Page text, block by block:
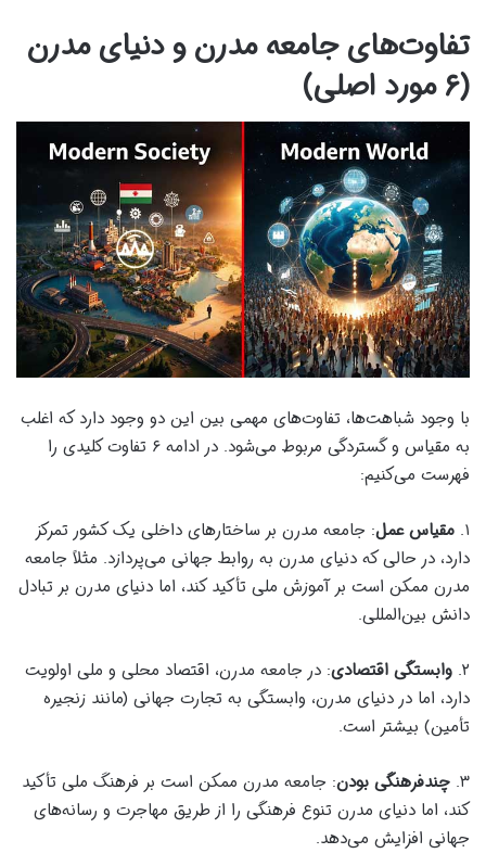
تفاوت‌های جامعه مدرن و دنیای مدرن
(۶ مورد اصلی)
با وجود شباهت‌ها، تفاوت‌های مهمی بین این دو وجود دارد که اغلب
به مقیاس و گستردگی مربوط می‌شود. در ادامه ۶ تفاوت کلیدی را
فهرست می‌کنیم:
۱. مقیاس عمل: جامعه مدرن بر ساختارهای داخلی یک کشور تمرکز
دارد، در حالی که دنیای مدرن به روابط جهانی می‌پردازد. مثلاً جامعه
مدرن ممکن است بر آموزش ملی تأکید کند، اما دنیای مدرن بر تبادل
دانش بین‌المللی.
۲. وابستگی اقتصادی: در جامعه مدرن، اقتصاد محلی و ملی اولویت
دارد، اما در دنیای مدرن، وابستگی به تجارت جهانی (مانند زنجیره
تأمین) بیشتر است.
۳. چندفرهنگی بودن: جامعه مدرن ممکن است بر فرهنگ ملی تأکید
کند، اما دنیای مدرن تنوع فرهنگی را از طریق مهاجرت و رسانه‌های
جهانی افزایش می‌دهد.